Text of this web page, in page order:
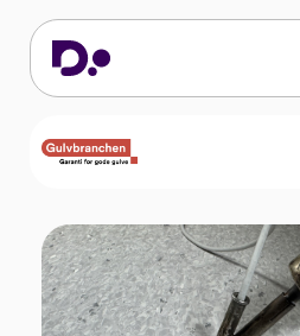
Nyheder
Arrangementer